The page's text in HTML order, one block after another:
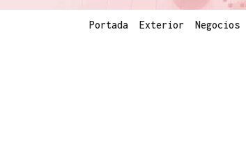
Portada Exterior Negocios